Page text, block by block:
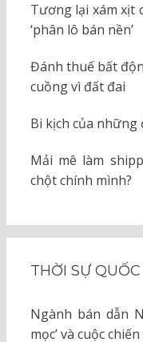
Tương lại xám xịt
‘phân lô bán nền’
Đánh thuế bất
cuồng vì đất đai
Bi kịch của
Mải mê làm
chột chính mình?
THỜI SỰ
Ngành bán dẫn
mọc’ và cuộc